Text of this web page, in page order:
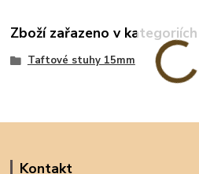
Zboží zařazeno v kategoriích
Taftové stuhy 15mm
Kontakt